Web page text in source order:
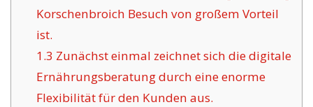
Korschenbroich Besuch von großem Vorteil
ist.
1.3 Zunächst einmal zeichnet sich die digitale
Ernährungsberatung durch eine enorme
Flexibilität für den Kunden aus.